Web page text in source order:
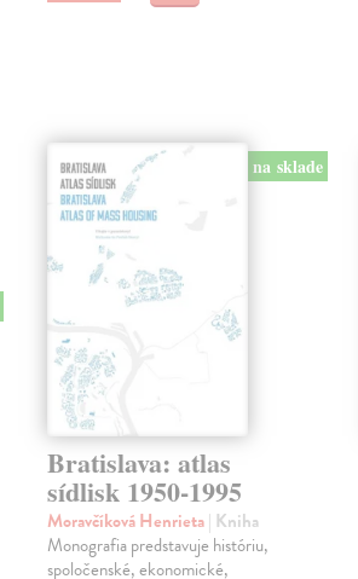
na sklade
Bratislava: atlas
sídlisk 1950-1995
Moravčíková Henrieta| Kniha
Monografia predstavuje históriu,
spoločenské, ekonomické,